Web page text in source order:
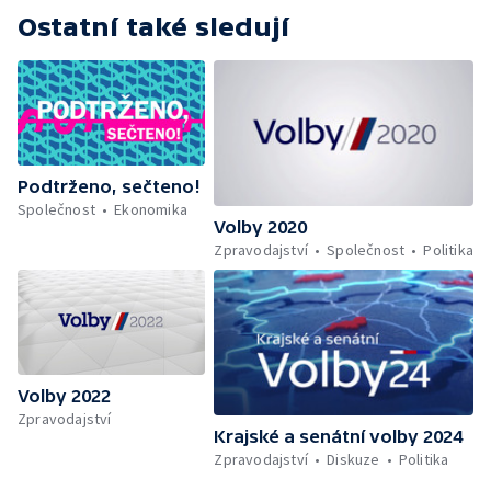
Ostatní také sledují
Podtrženo, sečteno!
Společnost
Ekonomika
Volby 2020
Zpravodajství
Společnost Politika
Volby 2022
Zpravodajství
Krajské a senátní volby 2024
Zpravodajství
Diskuze Politika